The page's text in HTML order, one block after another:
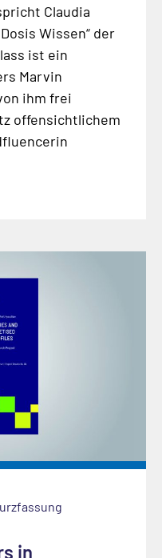
Claudia
Wissen“ der
ist ein
Marvin
ihm frei
offensichtlichem
in